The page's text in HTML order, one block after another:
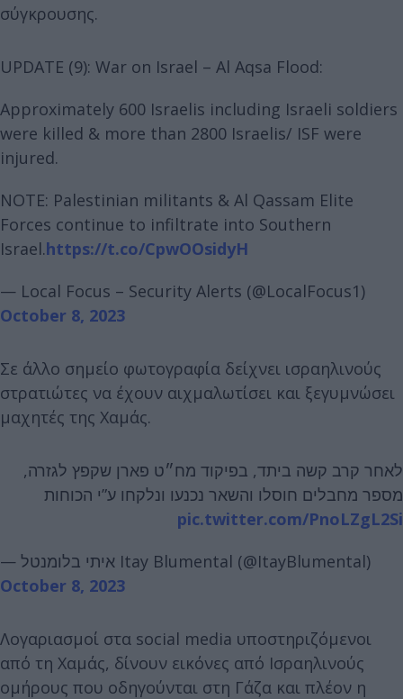
σύγκρουσης.
UPDATE (9): War on Israel – Al Aqsa Flood:
Approximately 600 Israelis including Israeli soldiers
were killed & more than 2800 Israelis/ ISF were
injured.
NOTE: Palestinian militants & Al Qassam Elite
Forces continue to infiltrate into Southern
Israel.https://t.co/CpwOOsidyH
— Local Focus – Security Alerts (@LocalFocus1)
October 8, 2023
Σε άλλο σημείο φωτογραφία δείχνει ισραηλινούς
στρατιώτες να έχουν αιχμαλωτίσει και ξεγυμνώσει
μαχητές της Χαμάς.
לאחר קרב קשה ביתד, בפיקוד מח״ט פארן שקפץ לגזרה,
מספר מחבלים חוסלו והשאר נכנעו ונלקחו ע”י הכוחות
pic.twitter.com/PnoLZgL2Si
— איתי בלומנטל Itay Blumental (@ItayBlumental)
October 8, 2023
Λογαριασμοί στα social media υποστηριζόμενοι
από τη Χαμάς, δίνουν εικόνες από Ισραηλινούς
ομήρους που οδηγούνται στη Γάζα και πλέον η